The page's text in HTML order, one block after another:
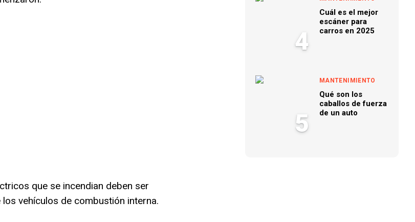
que se incendian deben ser
vehículos de combustión interna.
4
Cuál es el mejor
escáner para
carros en 2025
5
MANTENIMIENTO
Qué son los
caballos de fuerza
de un auto